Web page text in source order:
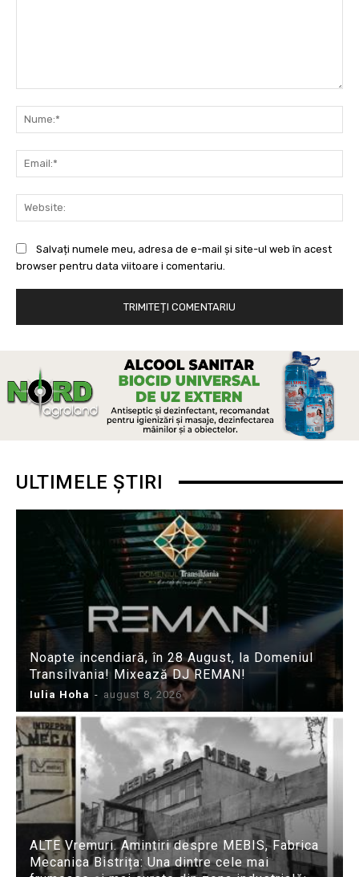
Salvați numele meu, adresa de e-mail și site-ul web în acest
browser pentru data viitoare i comentariu.
ULTIMELE ȘTIRI
Noapte incendiară, în 28 August, la Domeniul
Transilvania! Mixează DJ REMAN!
Iulia Hoha - august 8, 2026
ALTE Vremuri. Amintiri despre MEBIS, Fabrica
Mecanica Bistrița: Una dintre cele mai